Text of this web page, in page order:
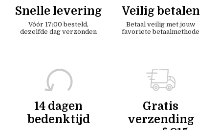
Snelle levering
Vóór 17:00 besteld,
dezelfde dag verzonden
Veilig betalen
Betaal veilig met jouw
favoriete betaalmethode
14 dagen
bedenktijd
Gratis
verzending